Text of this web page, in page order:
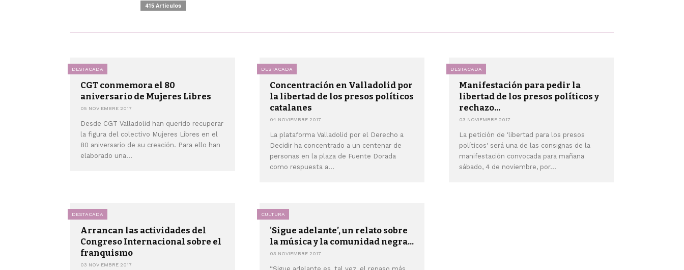
415 Artículos
DESTACADA
CGT conmemora el 80
aniversario de Mujeres Libres
05 NOVIEMBRE 2017
Desde CGT Valladolid han querido recuperar
la figura del colectivo Mujeres Libres en el
80 aniversario de su creación. Para ello han
elaborado una...
DESTACADA
Concentración en Valladolid por
la libertad de los presos políticos
catalanes
04 NOVIEMBRE 2017
La plataforma Valladolid por el Derecho a
Decidir ha concentrado a un centenar de
personas en la plaza de Fuente Dorada
como respuesta a...
DESTACADA
Manifestación para pedir la
libertad de los presos políticos y
rechazo...
03 NOVIEMBRE 2017
La petición de 'libertad para los presos
políticos' será una de las consignas de la
manifestación convocada para mañana
sábado, 4 de noviembre, por...
DESTACADA
Arrancan las actividades del
Congreso Internacional sobre el
franquismo
03 NOVIEMBRE 2017
CULTURA
'Sigue adelante’, un relato sobre
la música y la comunidad negra...
03 NOVIEMBRE 2017